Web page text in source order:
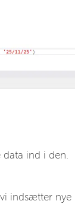
ind i den.
indsætter nye